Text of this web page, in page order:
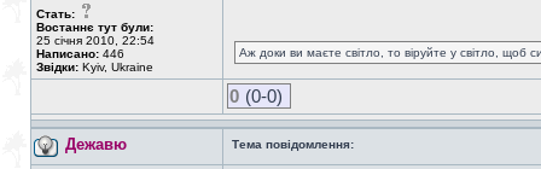
Стать:
Востаннє тут були:
25 січня 2010, 22:54
Написано: 446
Звідки: Kyiv, Ukraine
Аж доки ви маєте світло, то віруйте у світло, щоб
0 (0-0)
Дежавю Тема повідомлення: